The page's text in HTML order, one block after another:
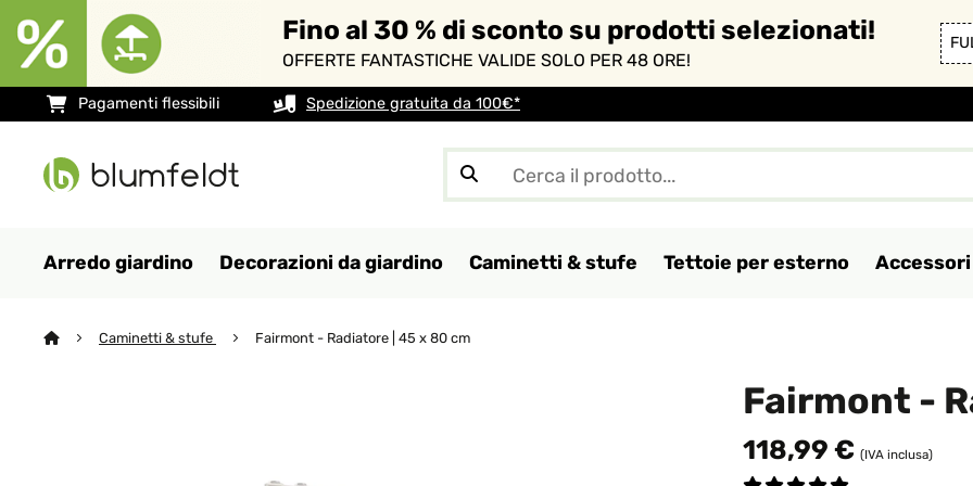
Fino al 30 % di sconto su prodotti selezionati!
OFFERTE FANTASTICHE VALIDE SOLO PER 48 ORE!
Pagamenti flessibili Spedizione gratuita da 100€*
Arredo giardino Decorazioni da giardino Caminetti & stufe Tettoie per esterno
Caminetti & stufe Fairmont - Radiatore | 45 x 80 cm
Fairmont -
118,99 € (IVA inclusa)